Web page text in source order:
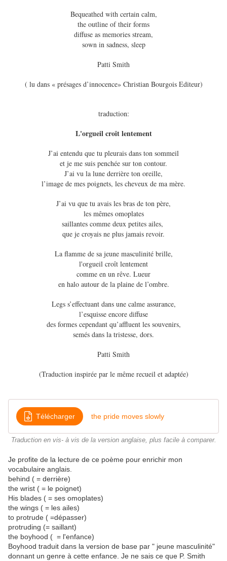
Bequeathed with certain calm,
the outline of their forms
diffuse as memories stream,
sown in sadness, sleep
Patti Smith
( lu dans « présages d’innocence» Christian Bourgois Editeur)
traduction:
L'orgueil croît lentement
J’ai entendu que tu pleurais dans ton sommeil
et je me suis penchée sur ton contour.
J’ai vu la lune derrière ton oreille,
l’image de mes poignets, les cheveux de ma mère.
J’ai vu que tu avais les bras de ton père,
les mêmes omoplates
saillantes comme deux petites ailes,
que je croyais ne plus jamais revoir.
La flamme de sa jeune masculinité brille,
l'orgueil croît lentement
comme en un rêve. Lueur
en halo autour de la plaine de l’ombre.
Legs s’effectuant dans une calme assurance,
l’esquisse encore diffuse
des formes cependant qu’affluent les souvenirs,
semés dans la tristesse, dors.
Patti Smith
(Traduction inspirée par le même recueil et adaptée)
Télécharger the pride moves slowly
Traduction en vis- à vis de la version anglaise, plus facile à comparer.
Je profite de la lecture de ce poème pour enrichir mon
vocabulaire anglais.
behind ( = derrière)
the wrist ( = le poignet)
His blades ( = ses omoplates)
the wings ( = les ailes)
to protrude ( =dépasser)
protruding (= saillant)
the boyhood ( = l'enfance)
Boyhood traduit dans la version de base par " jeune masculinité"
donnant un genre à cette enfance. Je ne sais ce que P. Smith